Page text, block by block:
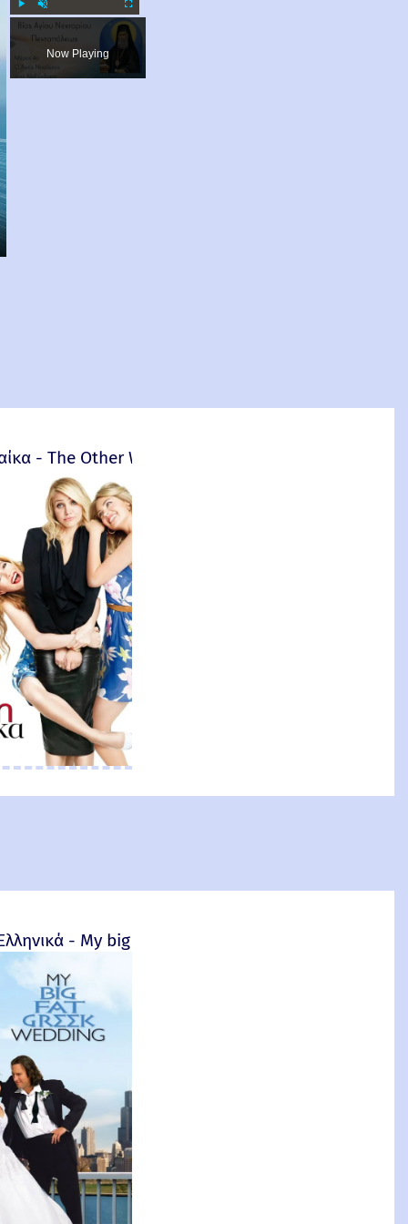
Play Unmute Fullscreen
Now Playing
- The Other Woman – 2014
- My big fat Greek wedding - 2002